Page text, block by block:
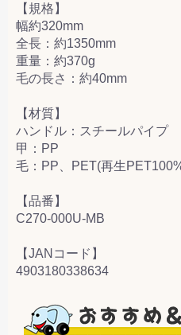
【規格】
幅約320mm
全長：約1350mm
重量：約370g
毛の長さ：約40mm
【材質】
ハンドル：スチールパイプ
甲：PP
毛：PP、PET(再生
【品番】
C270-000U-MB
【JANコード】
4903180338634